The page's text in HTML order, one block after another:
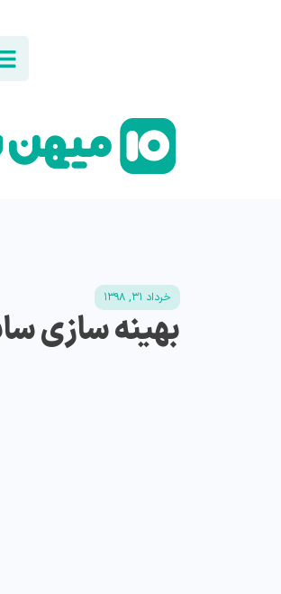
خرداد ۳۱, ۱۳۹۸
بهینه‌ سازی